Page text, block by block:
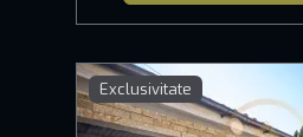
Exclusivitate